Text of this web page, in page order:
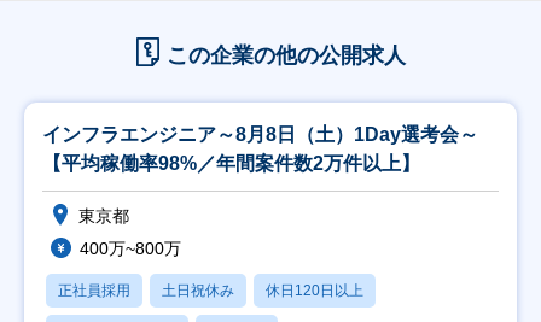
この企業の他の公開求人
インフラエンジニア～8月8日（土）1Day選考会～
【平均稼働率98%／年間案件数2万件以上】
東京都
400万~800万
正社員採用 土日祝休み 休日120日以上